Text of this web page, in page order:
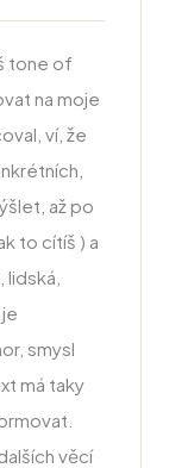
tone of
na moje
ví, že
až po
to cítíš ) a
smysl
má taky
věcí